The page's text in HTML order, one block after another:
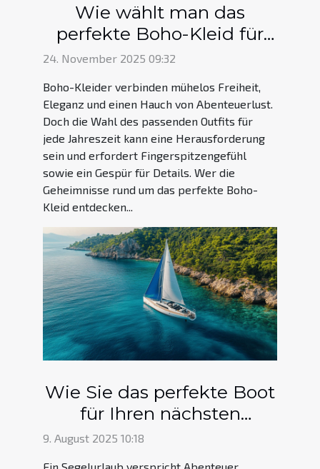
Wie wählt man das
perfekte Boho-Kleid für
jede Jahreszeit?
24. November 2025 09:32
Boho-Kleider verbinden mühelos Freiheit,
Eleganz und einen Hauch von Abenteuerlust.
Doch die Wahl des passenden Outfits für
jede Jahreszeit kann eine Herausforderung
sein und erfordert Fingerspitzengefühl
sowie ein Gespür für Details. Wer die
Geheimnisse rund um das perfekte Boho-
Kleid entdecken...
Wie Sie das perfekte Boot
für Ihren nächsten
Segelurlaub auswählen?
9. August 2025 10:18
Ein Segelurlaub verspricht Abenteuer,